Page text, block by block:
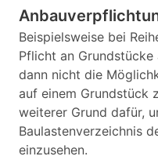
Beispielsweise bei
Pflicht an Grundstücke
dann nicht die
auf einem Grundstück
weiterer Grund dafür,
Baulastenverzeichnis
einzusehen.